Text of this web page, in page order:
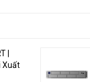
|
Xuất